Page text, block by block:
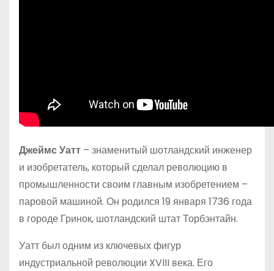
Джеймс Уатт – знаменитый шотландский инженер
и изобретатель, который сделал революцию в
промышленности своим главным изобретением –
паровой машиной. Он родился 19 января 1736 года
в городе Гринок, шотландский штат Торбэнтайн.
Уатт был одним из ключевых фигур
индустриальной революции XVIII века. Его